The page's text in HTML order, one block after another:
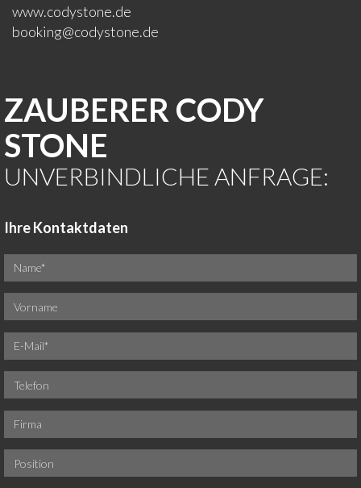
www.codystone.de
booking@codystone.de
ZAUBERER CODY
STONE
UNVERBINDLICHE ANFRAGE:
Ihre Kontaktdaten